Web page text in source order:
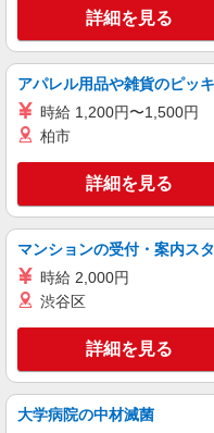
はなこ
園調布1
キープ
アルバイト
カウンタ
時＞土
東京都
パート
ケンタッキーフライドチキ
カウンタ
時＞平日
詳細を見る
アパレル用品や雑貨のピッ
時給 1,200円〜1,500円
柏市
詳細を見る
マンションの受付・案内ス
時給 2,000円
渋谷区
詳細を見る
大学病院の中材滅菌